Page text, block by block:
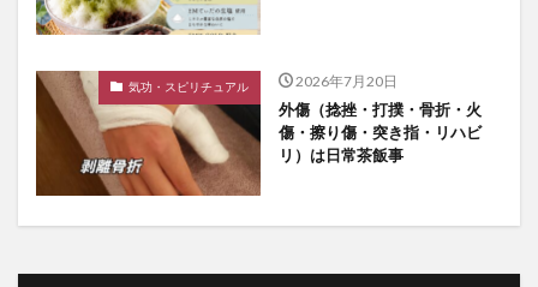
気功・スピリチュアル 2026年7月20日
外傷（捻挫・打撲・骨折・火
傷・擦り傷・突き指・リハビ
リ）は日常茶飯事